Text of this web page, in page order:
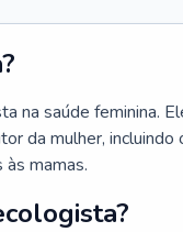
na saúde feminina.
da mulher,
mamas.